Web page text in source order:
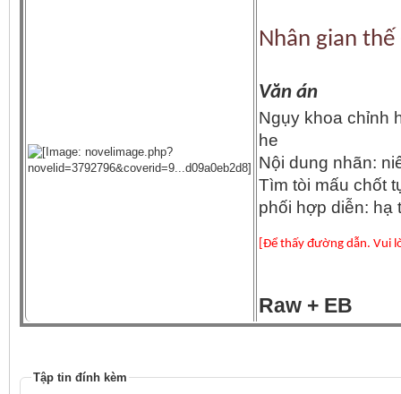
Nhân gian thế
Văn án
Ngụy khoa chỉnh
he
Nội dung nhãn:
Tìm tòi mấu chốt
phối hợp diễn: hạ
[Để thấy đường dẫn. Vui
Raw + EB
Tập tin đính kèm